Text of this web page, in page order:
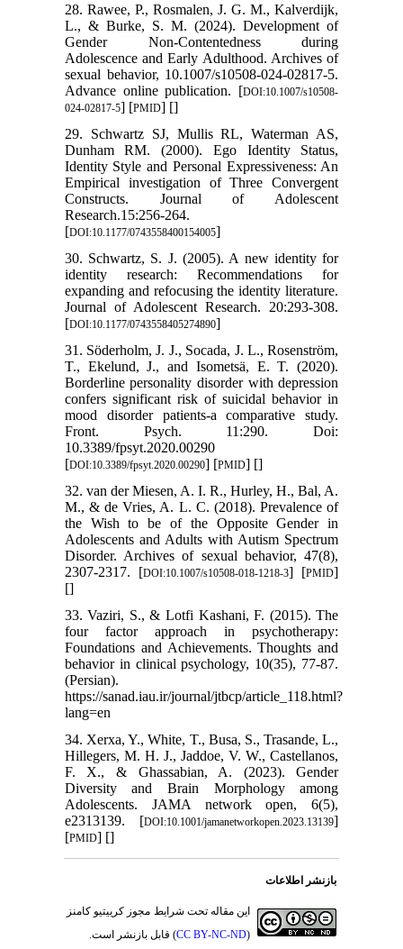
28. Rawee, P., Rosmalen, J. G. M., Kalverdijk,
L., & Burke, S. M. (2024). Development of
Gender Non-Contentedness during
Adolescence and Early Adulthood. Archives of
sexual behavior, 10.1007/s10508-024-02817-5.
Advance online publication. [DOI:10.1007/s10508-
024-02817-5] [PMID] []
29. Schwartz SJ, Mullis RL, Waterman AS,
Dunham RM. (2000). Ego Identity Status,
Identity Style and Personal Expressiveness: An
Empirical investigation of Three Convergent
Constructs. Journal of Adolescent
Research.15:256-264.
[DOI:10.1177/0743558400154005]
30. Schwartz, S. J. (2005). A new identity for
identity research: Recommendations for
expanding and refocusing the identity literature.
Journal of Adolescent Research. 20:293-308.
[DOI:10.1177/0743558405274890]
31. Söderholm, J. J., Socada, J. L., Rosenström,
T., Ekelund, J., and Isometsä, E. T. (2020).
Borderline personality disorder with depression
confers significant risk of suicidal behavior in
mood disorder patients-a comparative study.
Front. Psych. 11:290. Doi:
10.3389/fpsyt.2020.00290
[DOI:10.3389/fpsyt.2020.00290] [PMID] []
32. van der Miesen, A. I. R., Hurley, H., Bal, A.
M., & de Vries, A. L. C. (2018). Prevalence of
the Wish to be of the Opposite Gender in
Adolescents and Adults with Autism Spectrum
Disorder. Archives of sexual behavior, 47(8),
2307-2317. [DOI:10.1007/s10508-018-1218-3] [PMID]
[]
33. Vaziri, S., & Lotfi Kashani, F. (2015). The
four factor approach in psychotherapy:
Foundations and Achievements. Thoughts and
behavior in clinical psychology, 10(35), 77-87.
(Persian).
https://sanad.iau.ir/journal/jtbcp/article_118.html?
lang=en
34. Xerxa, Y., White, T., Busa, S., Trasande, L.,
Hillegers, M. H. J., Jaddoe, V. W., Castellanos,
F. X., & Ghassabian, A. (2023). Gender
Diversity and Brain Morphology among
Adolescents. JAMA network open, 6(5),
e2313139. [DOI:10.1001/jamanetworkopen.2023.13139]
[PMID] []
بازنشر اطلاعات
این مقاله تحت شرایط مجوز کرییتیو کامنز
(
CC BY-NC-ND) قابل بازنشر است.